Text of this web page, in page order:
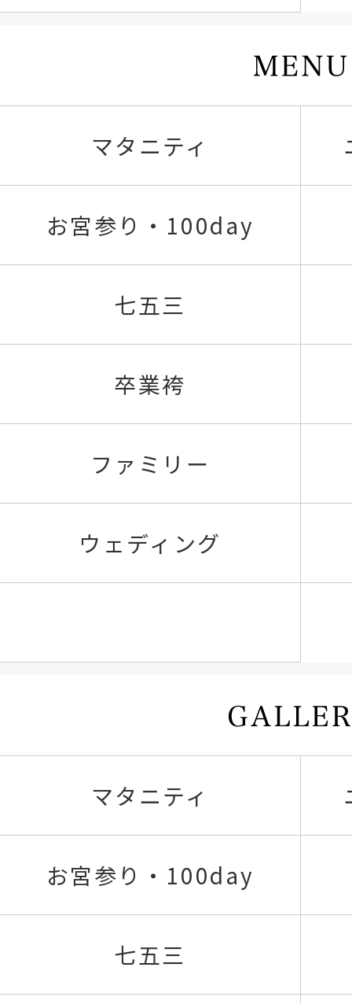
マタニティ
お宮参り・100day
七五三
卒業袴
ファミリー
ウェディング
マタニティ
お宮参り・100day
七五三